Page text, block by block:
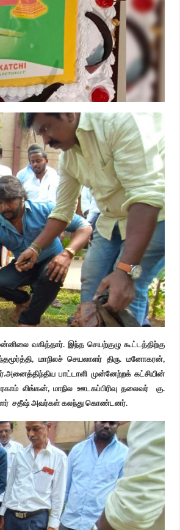
வகித்தார். இந்த செயற்குழு கூட்டத்திற்கு
மாநிலச் செயலாளர் திரு. மனோகரன்,
பாட்டாளி முன்னேற்றக் கட்சியின்
லிங்கன், மாநில ஊடகப்பிரிவு தலைவர் கு.
சதீஷ் அவர்கள் கலந்து கொண்டனர்.